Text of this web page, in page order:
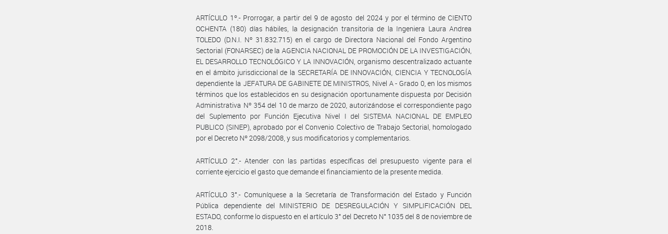
ARTÍCULO 1º.- Prorrogar, a partir del 9 de agosto del 2024 y por el término de CIENTO
OCHENTA (180) días hábiles, la designación transitoria de la Ingeniera Laura Andrea
TOLEDO (D.N.I. Nº 31.832.715) en el cargo de Directora Nacional del Fondo Argentino
Sectorial (FONARSEC) de la AGENCIA NACIONAL DE PROMOCIÓN DE LA INVESTIGACIÓN,
EL DESARROLLO TECNOLÓGICO Y LA INNOVACIÓN, organismo descentralizado actuante
en el ámbito jurisdiccional de la SECRETARÍA DE INNOVACIÓN, CIENCIA Y TECNOLOGÍA
dependiente la JEFATURA DE GABINETE DE MINISTROS, Nivel A - Grado 0, en los mismos
términos que los establecidos en su designación oportunamente dispuesta por Decisión
Administrativa Nº 354 del 10 de marzo de 2020, autorizándose el correspondiente pago
del Suplemento por Función Ejecutiva Nivel I del SISTEMA NACIONAL DE EMPLEO
PUBLICO (SINEP), aprobado por el Convenio Colectivo de Trabajo Sectorial, homologado
por el Decreto Nº 2098/2008, y sus modificatorios y complementarios.
ARTÍCULO 2°.- Atender con las partidas específicas del presupuesto vigente para el
corriente ejercicio el gasto que demande el financiamiento de la presente medida.
ARTÍCULO 3°.- Comuníquese a la Secretaría de Transformación del Estado y Función
Pública dependiente del MINISTERIO DE DESREGULACIÓN Y SIMPLIFICACIÓN DEL
ESTADO, conforme lo dispuesto en el artículo 3° del Decreto N° 1035 del 8 de noviembre de
2018.